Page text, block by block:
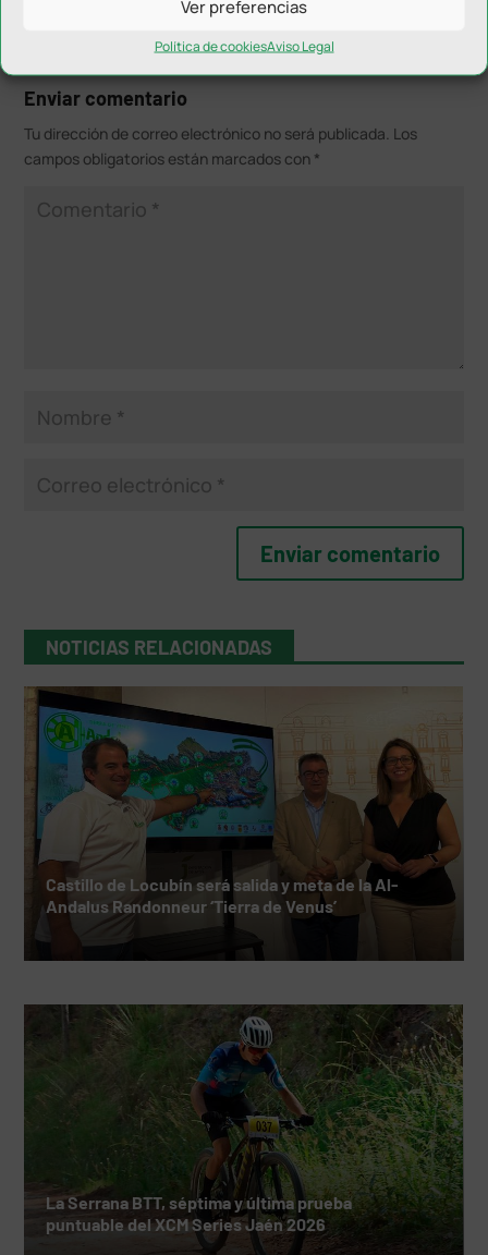
Ver preferencias
Política de cookiesAviso Legal
Enviar comentario
Tu dirección de correo electrónico no será publicada. Los
campos obligatorios están marcados con *
NOTICIAS RELACIONADAS
Castillo de Locubín será salida y meta de la Al-
Andalus Randonneur ‘Tierra de Venus’
La Serrana BTT, séptima y última prueba
puntuable del XCM Series Jaén 2026